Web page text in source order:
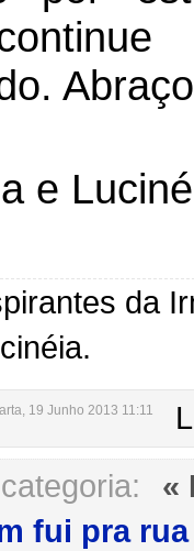
e
da
19 Junho 2013 11:11
«
fui pra rua